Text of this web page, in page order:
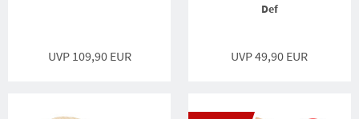
UVP 109,90 EUR
Def
UVP 49,90 EUR